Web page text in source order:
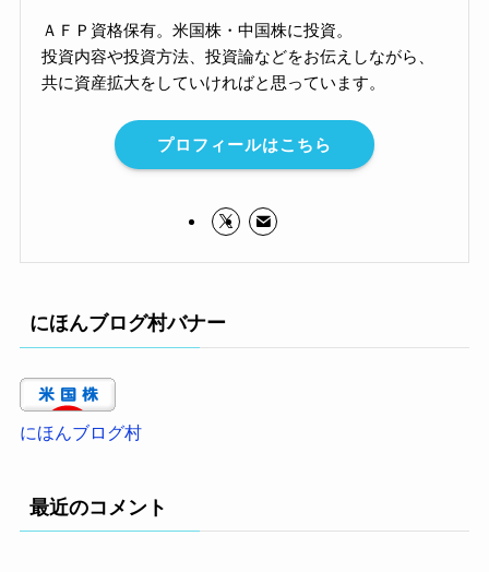
ＡＦＰ資格保有。米国株・中国株に投資。
投資内容や投資方法、投資論などをお伝えしながら、
共に資産拡大をしていければと思っています。
プロフィールはこちら
にほんブログ村バナー
にほんブログ村
最近のコメント